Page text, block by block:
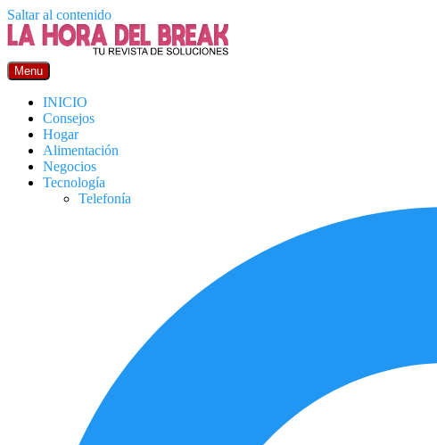
Saltar al contenido
Menu
INICIO
Consejos
Hogar
Alimentación
Negocios
Tecnología
Telefonía